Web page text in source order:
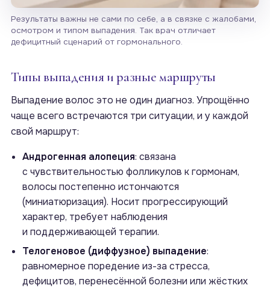
Результаты важны не сами по себе, а в связке с жалобами,
осмотром и типом выпадения. Так врач отличает
дефицитный сценарий от гормонального.
Типы выпадения и разные маршруты
Выпадение волос это не один диагноз. Упрощённо
чаще всего встречаются три ситуации, и у каждой
свой маршрут:
Андрогенная алопеция: связана
с чувствительностью фолликулов к гормонам,
волосы постепенно истончаются
(миниатюризация). Носит прогрессирующий
характер, требует наблюдения
и поддерживающей терапии.
Телогеновое (диффузное) выпадение:
равномерное поредение из-за стресса,
дефицитов, перенесённой болезни или жёстких